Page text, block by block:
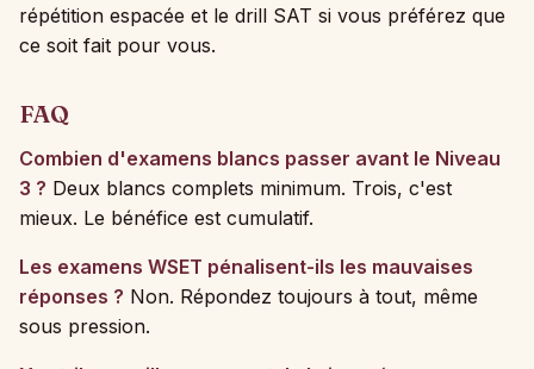
répétition espacée et le drill SAT si vous préférez que
ce soit fait pour vous.
FAQ
Combien d'examens blancs passer avant le Niveau
3 ? Deux blancs complets minimum. Trois, c'est
mieux. Le bénéfice est cumulatif.
Les examens WSET pénalisent-ils les mauvaises
réponses ? Non. Répondez toujours à tout, même
sous pression.